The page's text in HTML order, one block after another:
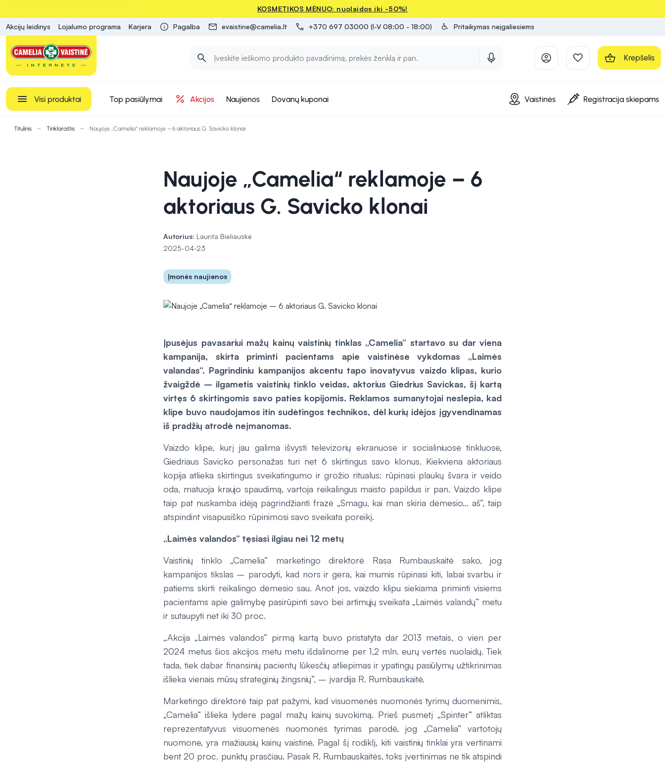
KOSMETIKOS MĖNUO: nuolaidos iki -50%!
Akcijų leidinys Lojalumo programa Karjera Pagalba evaistine@camelia.lt +370 697 03000 (I-V 08:00 - 18:00) Pritaikymas neįgaliesiems
Krepšelis
Visi produktai Top pasiūlymai Akcijos Naujienos Dovanų kuponai Vaistinės Registracija skiepams
Titulinis Tinklaraštis Naujoje „Camelia“ reklamoje – 6 aktoriaus G. Savicko klonai
Naujoje „Camelia“ reklamoje – 6
aktoriaus G. Savicko klonai
Autorius: Laurita Bieliauskė
2025-04-23
Įmonės naujienos
Įpusėjus pavasariui mažų kainų vaistinių tinklas „Camelia“ startavo su dar viena
kampanija, skirta priminti pacientams apie vaistinėse vykdomas „Laimės
valandas“. Pagrindiniu kampanijos akcentu tapo inovatyvus vaizdo klipas, kurio
žvaigždė – ilgametis vaistinių tinklo veidas, aktorius Giedrius Savickas, šį kartą
virtęs 6 skirtingomis savo paties kopijomis. Reklamos sumanytojai neslepia, kad
klipe buvo naudojamos itin sudėtingos technikos, dėl kurių idėjos įgyvendinamas
iš pradžių atrodė neįmanomas.
Vaizdo klipe, kurį jau galima išvysti televizorių ekranuose ir socialiniuose tinkluose,
Giedriaus Savicko personažas turi net 6 skirtingus savo klonus. Kiekviena aktoriaus
kopija atlieka skirtingus sveikatingumo ir grožio ritualus: rūpinasi plaukų švara ir veido
oda, matuoja kraujo spaudimą, vartoja reikalingus maisto papildus ir pan. Vaizdo klipe
taip pat nuskamba idėją pagrindžianti frazė „Smagu, kai man skiria dėmesio... aš“, taip
atspindint visapusiško rūpinimosi savo sveikata poreikį.
„Laimės valandos“ tęsiasi ilgiau nei 12 metų
Vaistinių tinklo „Camelia“ marketingo direktorė Rasa Rumbauskaitė sako, jog
kampanijos tikslas – parodyti, kad nors ir gera, kai mumis rūpinasi kiti, labai svarbu ir
patiems skirti reikalingo dėmesio sau. Anot jos, vaizdo klipu siekiama priminti visiems
pacientams apie galimybę pasirūpinti savo bei artimųjų sveikata „Laimės valandų“ metu
ir sutaupyti net iki 30 proc.
„Akcija „Laimės valandos“ pirmą kartą buvo pristatyta dar 2013 metais, o vien per
2024 metus šios akcijos metu metu išdalinome per 1,2 mln. eurų vertės nuolaidų. Tiek
tada, tiek dabar finansinių pacientų lūkesčių atliepimas ir ypatingų pasiūlymų užtikrinimas
išlieka vienais mūsų strateginių žingsnių“, – įvardija R. Rumbauskaitė.
Marketingo direktorė taip pat pažymi, kad visuomenės nuomonės tyrimų duomenimis,
„Camelia“ išlieka lydere pagal mažų kainų suvokimą. Prieš pusmetį „Spinter“ atliktas
reprezentatyvus visuomenės nuomonės tyrimas parodė, jog „Camelia“ vartotojų
nuomone, yra mažiausių kainų vaistinė. Pagal šį rodiklį, kiti vaistinių tinklai yra vertinami
bent 20 proc. punktų prasčiau. Pasak R. Rumbauskaitės, toks įvertinimas ne tik atspindi